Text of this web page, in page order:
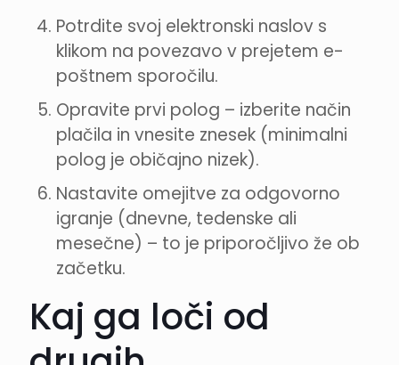
Potrdite svoj elektronski naslov s
klikom na povezavo v prejetem e-
poštnem sporočilu.
Opravite prvi polog – izberite način
plačila in vnesite znesek (minimalni
polog je običajno nizek).
Nastavite omejitve za odgovorno
igranje (dnevne, tedenske ali
mesečne) – to je priporočljivo že ob
začetku.
Kaj ga loči od